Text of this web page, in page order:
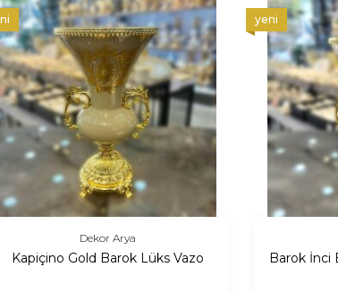
Dekor Arya
Kapiçino Gold Barok Lüks Vazo
yeni
Barok İnci